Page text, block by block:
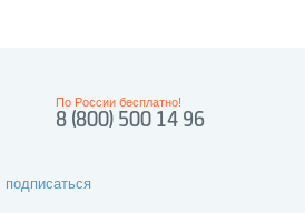
8 (800) 500 14 96
По России бесплатно!
подписаться